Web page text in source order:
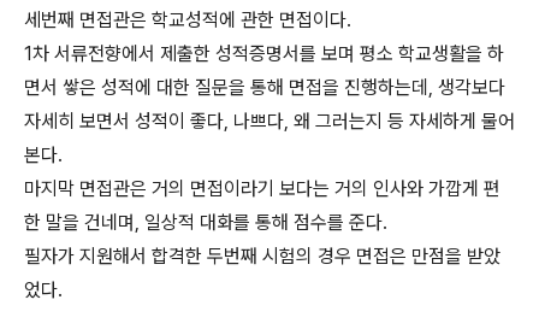
세번째 면접관은 학교성적에 관한 면접이다.
1차 서류전향에서 제출한 성적증명서를 보며 평소 학교생활을 하
면서 쌓은 성적에 대한 질문을 통해 면접을 진행하는데, 생각보다
자세히 보면서 성적이 좋다, 나쁘다, 왜 그러는지 등 자세하게 물어
본다.
마지막 면접관은 거의 면접이라기 보다는 거의 인사와 가깝게 편
한 말을 건네며, 일상적 대화를 통해 점수를 준다.
필자가 지원해서 합격한 두번째 시험의 경우 면접은 만점을 받았
었다.